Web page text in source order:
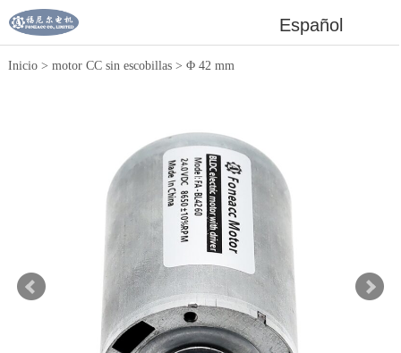
Español
Inicio> motor CC sin escobillas> Φ 42 mm